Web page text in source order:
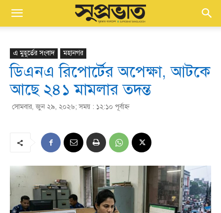
এ মুহূর্তের সংবাদ মহানগর
ডিএনএ রিপোর্টের অপেক্ষা, আটকে
আছে ২৪১ মামলার তদন্ত
সোমবার, জুন ২৯, ২০২৬; সময় : ১২:১০ পূর্বাহ্ণ